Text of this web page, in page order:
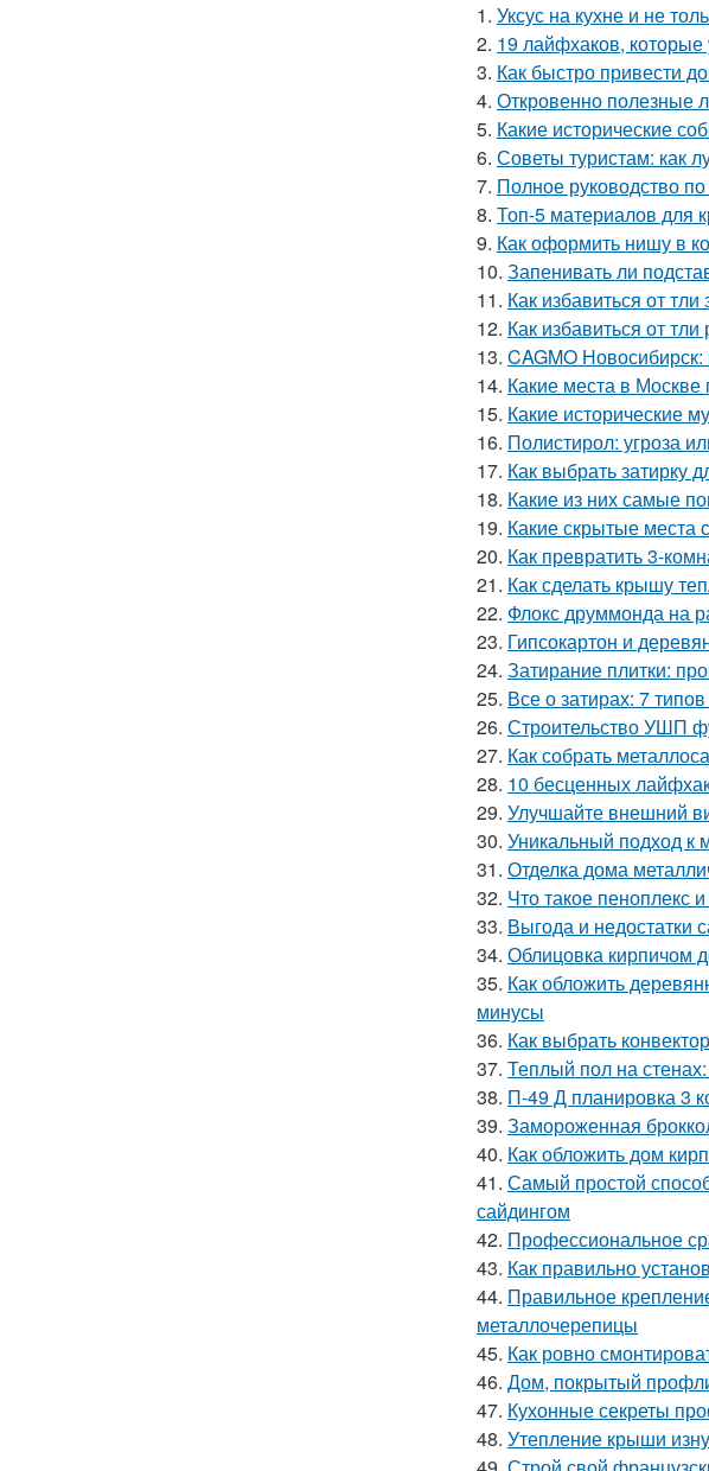
1. Уксус на кухне и не
2. 19 лайфхаков,
3. Как быстро привести
4. Откровенно полезные
5. Какие исторические
6. Советы туристам: как
7. Полное руководство
8. Топ-5 материалов для
9. Как оформить нишу в
10. Запенивать ли
11. Как избавиться от
12. Как избавиться от
13. CAGMO
14. Какие места в
15. Какие исторические
16. Полистирол: угроза
17. Как выбрать затирку
18. Какие из них самые
19. Какие скрытые места
20. Как превратить 3-
21. Как сделать крышу
22. Флокс друммонда на
23. Гипсокартон и
24. Затирание плитки:
25. Все о затирах: 7
26. Строительство УШП
27. Как собрать
28. 10 бесценных
29. Улучшайте внешний
30. Уникальный подход к
31. Отделка дома
32. Что такое пеноплекс
33. Выгода и недостатки
34. Облицовка кирпичом
35. Как обложить
минусы
36. Как выбрать
37. Теплый пол на
38. П-49 Д планировка 3
39. Замороженная
40. Как обложить дом
41. Самый простой
сайдингом
42. Профессиональное
43. Как правильно
44. Правильное
металлочерепицы
45. Как ровно
46. Дом, покрытый
47. Кухонные секреты
48. Утепление крыши